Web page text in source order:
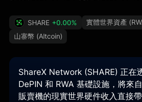
SHARE +0.00%
實體世界資產
山寨幣 (Altcoin)
ShareX Network (SHARE) 正在
DePIN 和 RWA 基礎設施，將來
販賣機的現實世界硬件收入直接